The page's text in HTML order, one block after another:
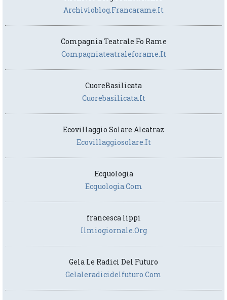
Archivioblog.francarame.it
Compagnia Teatrale Fo Rame
Compagniateatraleforame.it
CuoreBasilicata
Cuorebasilicata.it
Ecovillaggio Solare Alcatraz
Ecovillaggiosolare.it
Ecquologia
Ecquologia.com
francesca lippi
Ilmiogiornale.org
Gela Le Radici Del Futuro
Gelaleradicidelfuturo.com